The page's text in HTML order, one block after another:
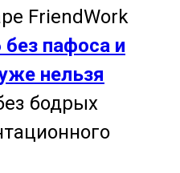
FriendWork
пафоса и
нельзя
бодрых